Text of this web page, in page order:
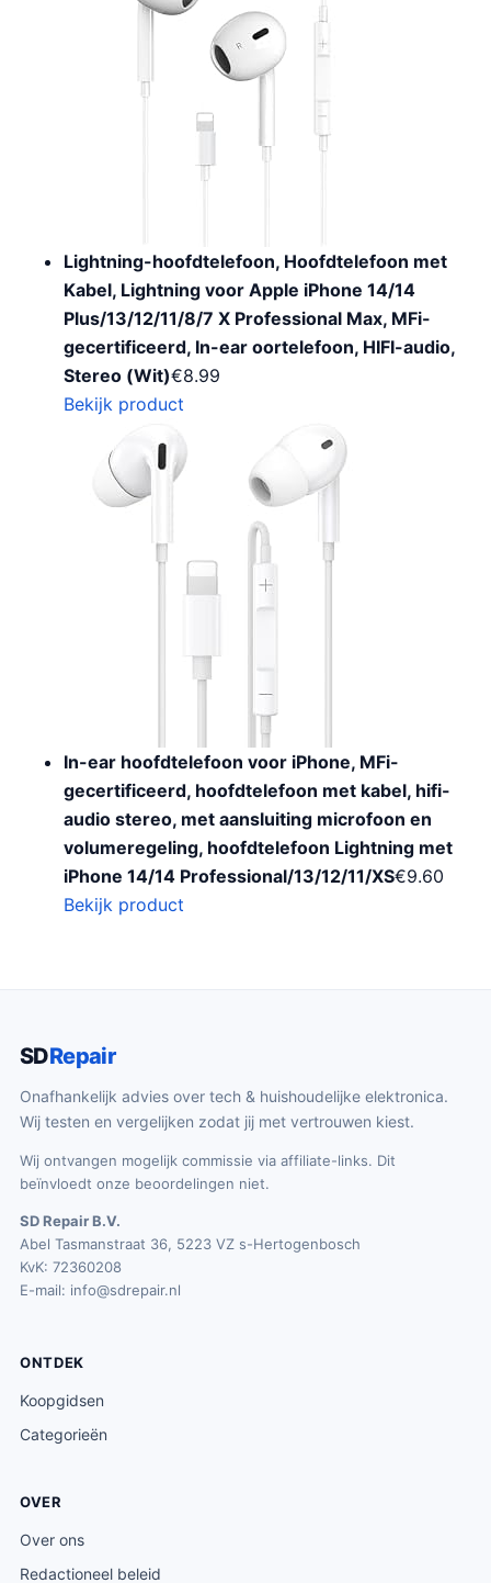
Lightning-hoofdtelefoon, Hoofdtelefoon met
Kabel, Lightning voor Apple iPhone 14/14
Plus/13/12/11/8/7 X Professional Max, MFi-
gecertificeerd, In-ear oortelefoon, HIFI-audio,
Stereo (Wit)€8.99
Bekijk product
In-ear hoofdtelefoon voor iPhone, MFi-
gecertificeerd, hoofdtelefoon met kabel, hifi-
audio stereo, met aansluiting microfoon en
volumeregeling, hoofdtelefoon Lightning met
iPhone 14/14 Professional/13/12/11/XS€9.60
Bekijk product
SDRepair
Onafhankelijk advies over tech & huishoudelijke elektronica.
Wij testen en vergelijken zodat jij met vertrouwen kiest.
Wij ontvangen mogelijk commissie via affiliate-links. Dit
beïnvloedt onze beoordelingen niet.
SD Repair B.V.
Abel Tasmanstraat 36, 5223 VZ s-Hertogenbosch
KvK: 72360208
E-mail: info@sdrepair.nl
ONTDEK
Koopgidsen
Categorieën
OVER
Over ons
Redactioneel beleid